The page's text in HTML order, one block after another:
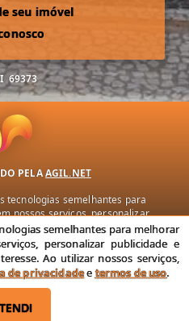
seu imóvel
69373
PELAAGIL.NET
tecnologias semelhantes para
nossos serviços, personalizar
de seu interesse. Ao utilizar
nossa política de privacidade e
de uso.
Termos de uso
semelhantes para melhorar
personalizar publicidade e
Ao utilizar nossos serviços,
de privacidadeetermos de uso.